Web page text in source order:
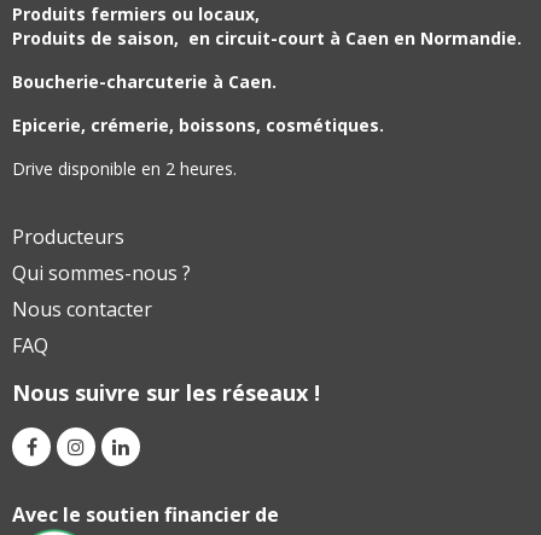
Produits fermiers ou locaux,
Produits de saison, en circuit-court à Caen en Normandie.
Boucherie-charcuterie à Caen.
Epicerie, crémerie, boissons, cosmétiques.
Drive disponible en 2 heures.
Producteurs
Qui sommes-nous ?
Nous contacter
FAQ
Nous suivre sur les réseaux !
Avec le soutien financier de